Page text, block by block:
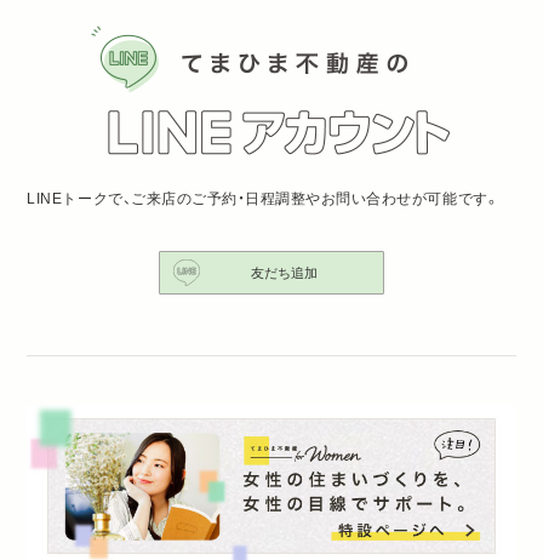
LINEトークで、ご来店のご予約・日程調整やお問い合わせが可能です。
友だち追加